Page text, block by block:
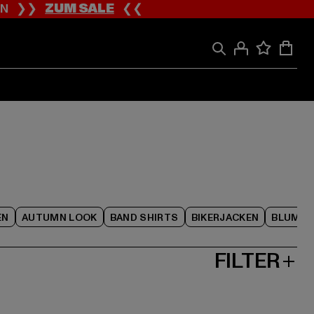
❯❯ZUM SALE❮❮
AUTUMN LOOK BAND SHIRTS BIKERJACKEN
FILTER